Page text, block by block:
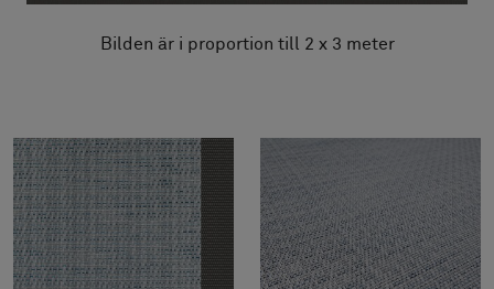
Bilden är i proportion till 2 x 3 meter